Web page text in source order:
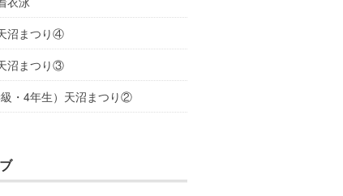
沼まつり④
沼まつり③
級・4年生）天沼まつり②